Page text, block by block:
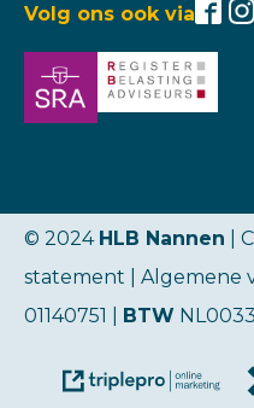
Volg ons ook via
© 2024 HLB Nannen |
statement
Algemene
01140751 | BTW